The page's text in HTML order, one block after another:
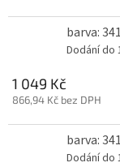
barva:
Dodání do
1 049 Kč
866,94 Kč bez DPH
barva:
Dodání do